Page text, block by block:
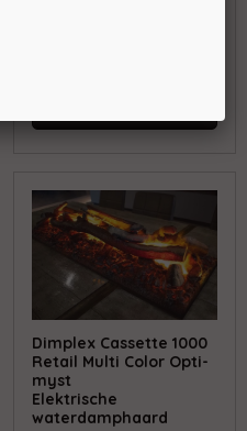
Dimplex Cassette 1000
Retail Multi Color Opti-
myst
Elektrische
waterdamphaard